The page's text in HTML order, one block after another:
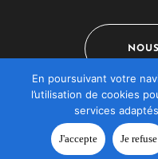
Mentions légales–
En poursuivant votre
l’utilisation de cookies
services
J'accepte Je refuse